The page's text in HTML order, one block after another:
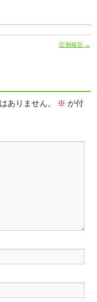
症例報告 →
ありません。 ※ が付